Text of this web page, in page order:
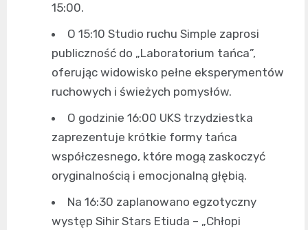
15:00.
O 15:10 Studio ruchu Simple zaprosi
publiczność do „Laboratorium tańca”,
oferując widowisko pełne eksperymentów
ruchowych i świeżych pomysłów.
O godzinie 16:00 UKS trzydziestka
zaprezentuje krótkie formy tańca
współczesnego, które mogą zaskoczyć
oryginalnością i emocjonalną głębią.
Na 16:30 zaplanowano egzotyczny
występ Sihir Stars Etiuda – „Chłopi